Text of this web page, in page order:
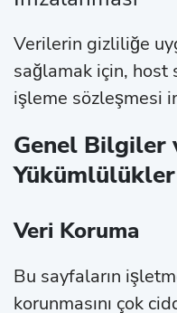
Verilerin gizliliğe
sağlamak için, host
işleme sözleşmesi
Genel Bilgiler
Yükümlülükler
Veri Koruma
Bu sayfaların
korunmasını çok